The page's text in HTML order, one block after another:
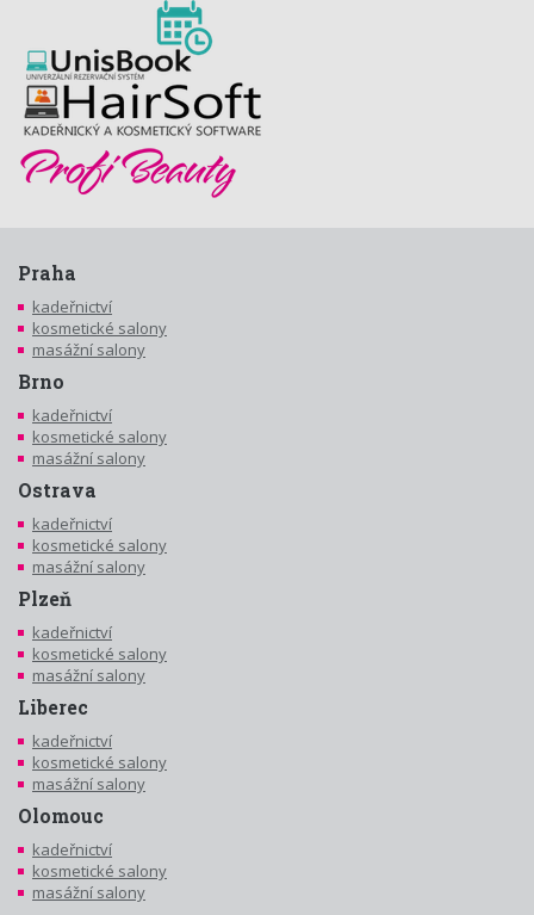
Praha
kadeřnictví
kosmetické salony
masážní salony
Brno
kadeřnictví
kosmetické salony
masážní salony
Ostrava
kadeřnictví
kosmetické salony
masážní salony
Plzeň
kadeřnictví
kosmetické salony
masážní salony
Liberec
kadeřnictví
kosmetické salony
masážní salony
Olomouc
kadeřnictví
kosmetické salony
masážní salony